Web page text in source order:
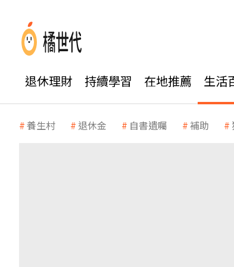
退休理財 持續學習 在地推薦 生活
養生村 退休金 自書遺囑 補助